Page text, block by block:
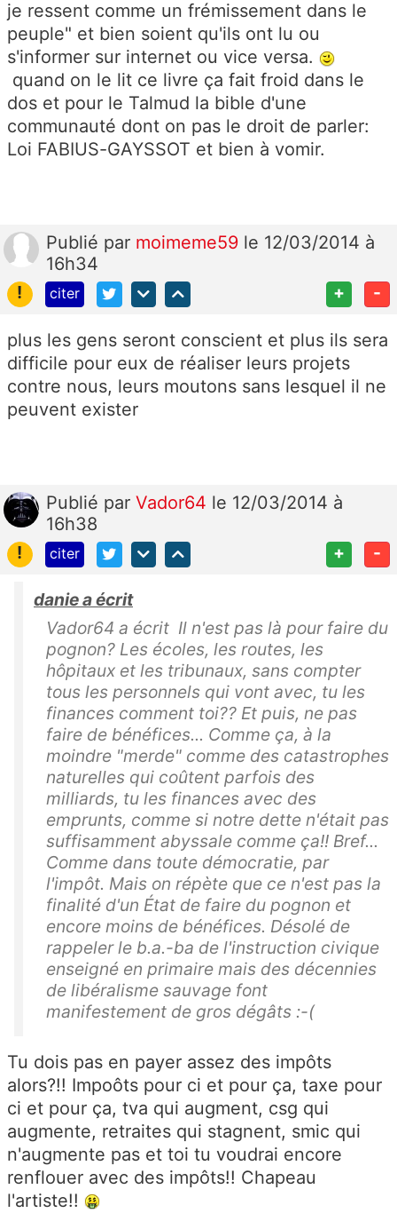
je ressent comme un frémissement dans le
peuple" et bien soient qu'ils ont lu ou
s'informer sur internet ou vice versa.
quand on le lit ce livre ça fait froid dans le
dos et pour le Talmud la bible d'une
communauté dont on pas le droit de parler:
Loi FABIUS-GAYSSOT et bien à vomir.
Publié par moimeme59 le 12/03/2014 à
16h34
!
citer + -
plus les gens seront conscient et plus ils sera
difficile pour eux de réaliser leurs projets
contre nous, leurs moutons sans lesquel il ne
peuvent exister
Publié par Vador64 le 12/03/2014 à
16h38
!
citer + -
danie a écrit
Vador64 a écrit Il n'est pas là pour faire du
pognon? Les écoles, les routes, les
hôpitaux et les tribunaux, sans compter
tous les personnels qui vont avec, tu les
finances comment toi?? Et puis, ne pas
faire de bénéfices... Comme ça, à la
moindre "merde" comme des catastrophes
naturelles qui coûtent parfois des
milliards, tu les finances avec des
emprunts, comme si notre dette n'était pas
suffisamment abyssale comme ça!! Bref...
Comme dans toute démocratie, par
l'impôt. Mais on répète que ce n'est pas la
finalité d'un État de faire du pognon et
encore moins de bénéfices. Désolé de
rappeler le b.a.-ba de l'instruction civique
enseigné en primaire mais des décennies
de libéralisme sauvage font
manifestement de gros dégâts :-(
Tu dois pas en payer assez des impôts
alors?!! Impoôts pour ci et pour ça, taxe pour
ci et pour ça, tva qui augment, csg qui
augmente, retraites qui stagnent, smic qui
n'augmente pas et toi tu voudrai encore
renflouer avec des impôts!! Chapeau
l'artiste!!